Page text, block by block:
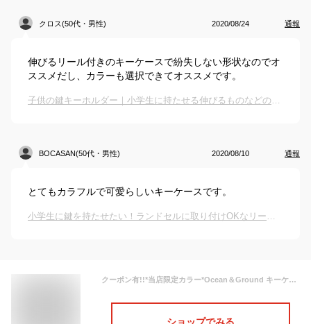
クロス(50代・男性) 2020/08/24 通報
伸びるリール付きのキーケースで紛失しない形状なのでオ
ススメだし、カラーも選択できてオススメです。
子供の鍵キーホルダー｜小学生に持たせる伸びるものなどのおすすめは？
BOCASAN(50代・男性) 2020/08/10 通報
とてもカラフルで可愛らしいキーケースです。
小学生に鍵を持たせたい！ランドセルに取り付けOKなリール付きキーケースのおすすめは？
クーポン有!!*当店限定カラー*Ocean＆Ground キーケース GOODAY[キッズ・ジュニア]伸びるリール 鍵ホルダー ナイロン ランドセル シンプル 無地 小学生 中学生 男の子 女の子 オリジナル オーシャンアンドグラウンド 4525901 4545907 1625901 楽天ランキング第1位 メール便可